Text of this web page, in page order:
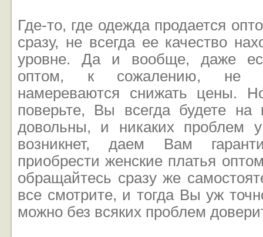
Где-то, где одежда продается
сразу, не всегда ее качество
уровне. Да и вообще, даже
оптом, к сожалению, не
намереваются снижать цены.
поверьте, Вы всегда будете на
довольны, и никаких проблем
возникнет, даем Вам
приобрести женские платья
обращайтесь сразу же
все смотрите, и тогда Вы уж
можно без всяких проблем